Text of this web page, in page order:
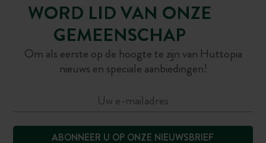
WORD LID VAN ONZE
GEMEENSCHAP
Om als eerste op de hoogte te zijn van Huttopia
nieuws en speciale aanbiedingen!
ABONNEER U OP ONZE NIEUWSBRIEF